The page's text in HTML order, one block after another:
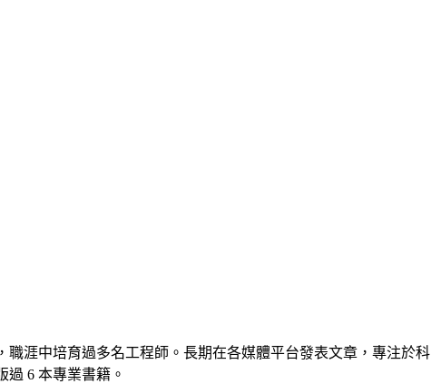
涯中培育過多名工程師。長期在各媒體平台發表文章，專注於科
6 本專業書籍。